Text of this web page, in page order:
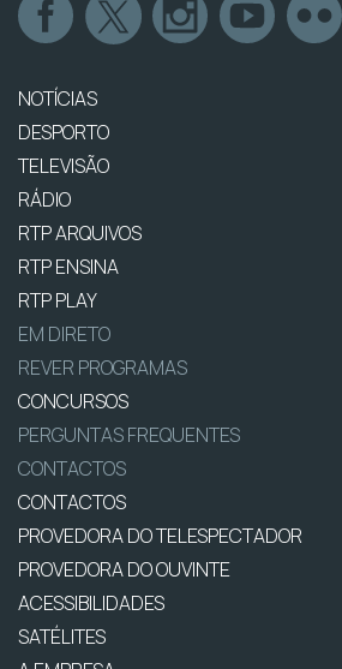
NOTÍCIAS
DESPORTO
TELEVISÃO
RÁDIO
RTP ARQUIVOS
RTP ENSINA
RTP PLAY
EM DIRETO
REVER PROGRAMAS
CONCURSOS
PERGUNTAS FREQUENTES
CONTACTOS
CONTACTOS
PROVEDORA DO TELESPECTADOR
PROVEDORA DO OUVINTE
ACESSIBILIDADES
SATÉLITES